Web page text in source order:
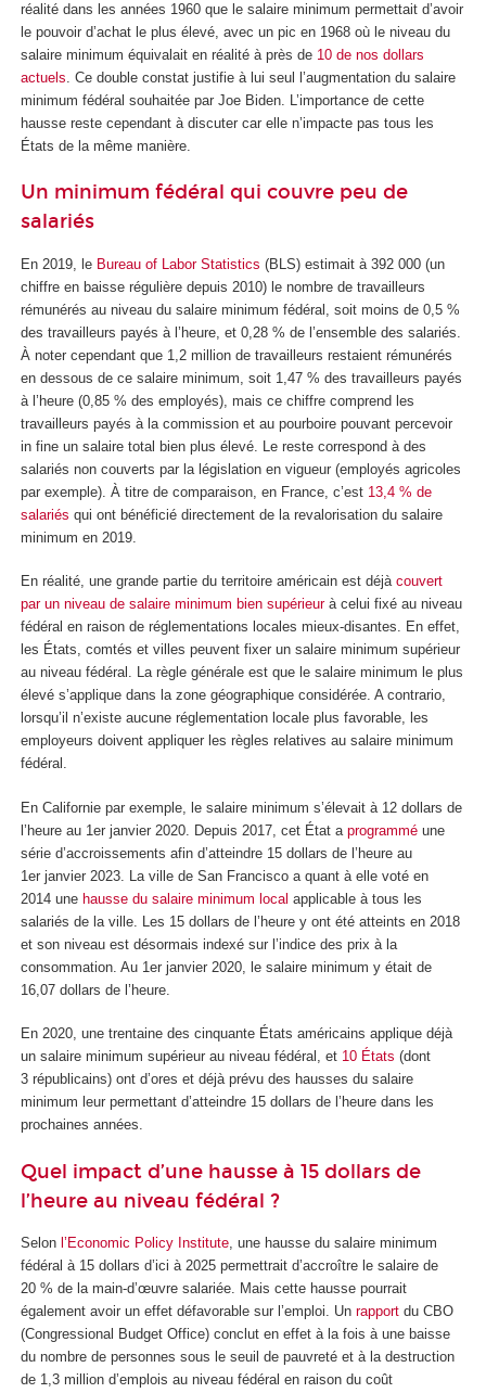
réalité dans les années 1960 que le salaire minimum permettait d’avoir
le pouvoir d’achat le plus élevé, avec un pic en 1968 où le niveau du
salaire minimum équivalait en réalité à près de 10 de nos dollars
actuels . Ce double constat justifie à lui seul l’augmentation du salaire
minimum fédéral souhaitée par Joe Biden. L’importance de cette
hausse reste cependant à discuter car elle n’impacte pas tous les
États de la même manière.
Un minimum fédéral qui couvre peu de
salariés
En 2019, le Bureau of Labor Statistics (BLS) estimait à 392 000 (un
chiffre en baisse régulière depuis 2010) le nombre de travailleurs
rémunérés au niveau du salaire minimum fédéral, soit moins de 0,5 %
des travailleurs payés à l’heure, et 0,28 % de l’ensemble des salariés.
À noter cependant que 1,2 million de travailleurs restaient rémunérés
en dessous de ce salaire minimum, soit 1,47 % des travailleurs payés
à l’heure (0,85 % des employés), mais ce chiffre comprend les
travailleurs payés à la commission et au pourboire pouvant percevoir
in fine un salaire total bien plus élevé. Le reste correspond à des
salariés non couverts par la législation en vigueur (employés agricoles
par exemple). À titre de comparaison, en France, c’est 13,4 % de
salariés qui ont bénéficié directement de la revalorisation du salaire
minimum en 2019.
En réalité, une grande partie du territoire américain est déjà couvert
par un niveau de salaire minimum bien supérieurà celui fixé au niveau
fédéral en raison de réglementations locales mieux-disantes. En effet,
les États, comtés et villes peuvent fixer un salaire minimum supérieur
au niveau fédéral. La règle générale est que le salaire minimum le plus
élevé s’applique dans la zone géographique considérée. A contrario,
lorsqu’il n’existe aucune réglementation locale plus favorable, les
employeurs doivent appliquer les règles relatives au salaire minimum
fédéral.
En Californie par exemple, le salaire minimum s’élevait à 12 dollars de
l’heure au 1er janvier 2020. Depuis 2017, cet État a programmé une
série d’accroissements afin d’atteindre 15 dollars de l’heure au
1er janvier 2023. La ville de San Francisco a quant à elle voté en
2014 une hausse du salaire minimum local applicable à tous les
salariés de la ville. Les 15 dollars de l’heure y ont été atteints en 2018
et son niveau est désormais indexé sur l’indice des prix à la
consommation. Au 1er janvier 2020, le salaire minimum y était de
16,07 dollars de l’heure.
En 2020, une trentaine des cinquante États américains applique déjà
un salaire minimum supérieur au niveau fédéral, et 10 États (dont
3 républicains) ont d’ores et déjà prévu des hausses du salaire
minimum leur permettant d’atteindre 15 dollars de l’heure dans les
prochaines années.
Quel impact d’une hausse à 15 dollars de
l’heure au niveau fédéral ?
Selon l’Economic Policy Institute, une hausse du salaire minimum
fédéral à 15 dollars d’ici à 2025 permettrait d’accroître le salaire de
20 % de la main-d’œuvre salariée. Mais cette hausse pourrait
également avoir un effet défavorable sur l’emploi. Un rapport du CBO
(Congressional Budget Office) conclut en effet à la fois à une baisse
du nombre de personnes sous le seuil de pauvreté et à la destruction
de 1,3 million d’emplois au niveau fédéral en raison du coût